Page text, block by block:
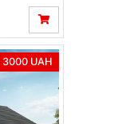
3000 UAH